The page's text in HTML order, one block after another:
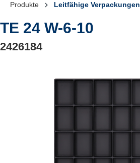
Produkte Leitfähige Verpackungen
TE 24 W-6-10
2426184
Bildergalerie überspringen